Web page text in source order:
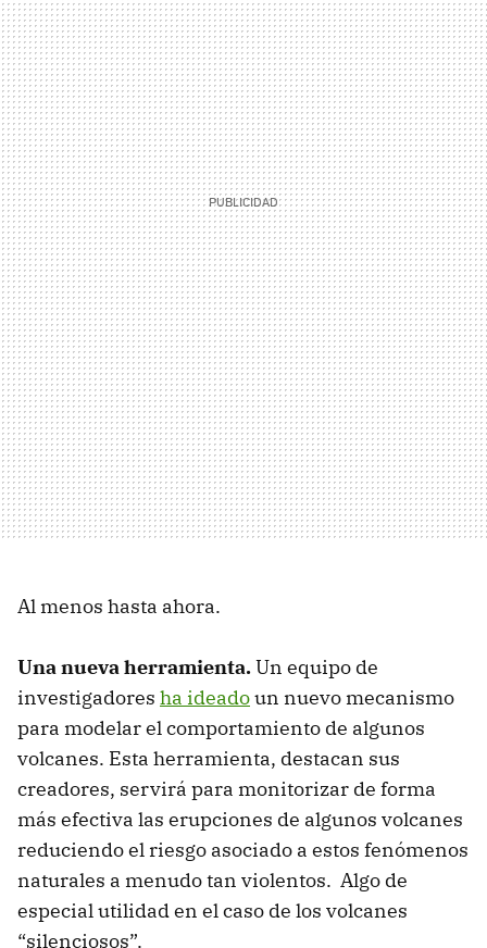
Al menos hasta ahora.
Una nueva herramienta.Un equipo de
investigadores ha ideadoun nuevo mecanismo
para modelar el comportamiento de algunos
volcanes. Esta herramienta, destacan sus
creadores, servirá para monitorizar de forma
más efectiva las erupciones de algunos volcanes
reduciendo el riesgo asociado a estos fenómenos
naturales a menudo tan violentos. Algo de
especial utilidad en el caso de los volcanes
“silenciosos”.